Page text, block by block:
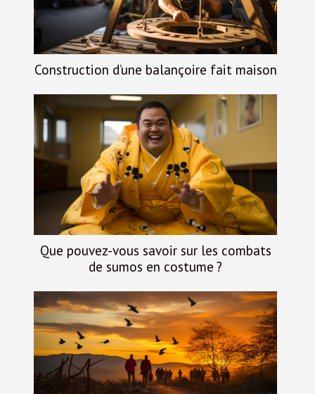
Construction d’une balançoire fait maison
Que pouvez-vous savoir sur les combats
de sumos en costume ?